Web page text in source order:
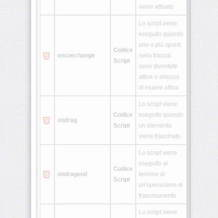
<summary>
<time>
viene attivato
oncuechange
Codice
Script
Lo script viene
eseguito quando
uno o più spunti
nella traccia
sono diventate
attive o smesso
di essere attiva
ondrag
Codice
Script
Lo script viene
eseguito quando
un elemento
viene trascinato
ondragend
Codice
Script
Lo script viene
eseguito al
termine di
un'operazione di
trascinamento
Lo script viene